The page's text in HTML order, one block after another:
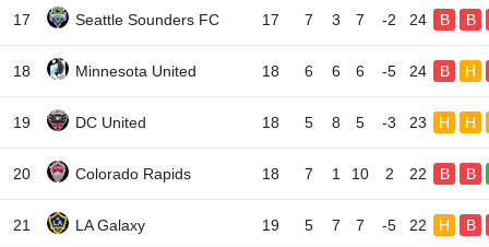
17 Seattle Sounders FC 17 7 3 7 -2 24 B B
18 Minnesota United 18 6 6 6 -5 24 B H
19 DC United 18 5 8 5 -3 23 H H
20 Colorado Rapids 18 7 1 10 2 22 B B
21 LA Galaxy 19 5 7 7 -5 22 H B